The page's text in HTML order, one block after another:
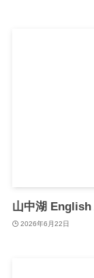
山中湖
2026年6月22日